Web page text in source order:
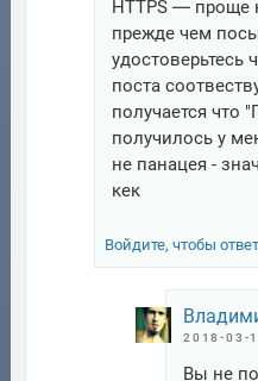
HTTPS — проще
прежде чем
удостоверьтесь
поста
получается что
получилось у
не панацея -
кек
Войдите, чтобы
2018-03-
Вы не